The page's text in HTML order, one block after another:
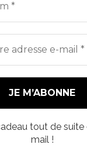
tout de
mail !